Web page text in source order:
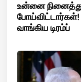
உன்னை நினைத்து
வாங்கிய டிரம்ப்